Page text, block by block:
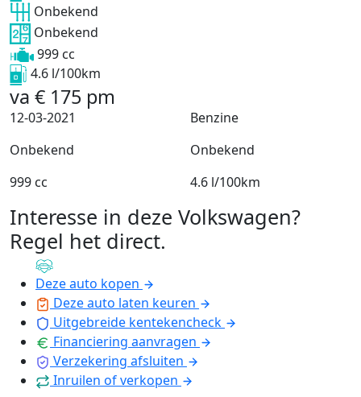
Onbekend
Onbekend
999 cc
4.6 l/100km
va € 175 pm
12-03-2021
Benzine
Onbekend
Onbekend
999 cc
4.6 l/100km
Interesse in deze Volkswagen?
Regel het direct.
Deze auto kopen
Deze auto laten keuren
Uitgebreide kentekencheck
Financiering aanvragen
Verzekering afsluiten
Inruilen of verkopen